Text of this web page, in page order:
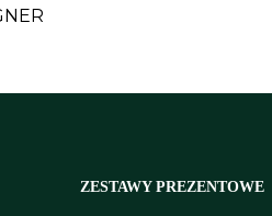
ZESTAWY PREZENTOWE